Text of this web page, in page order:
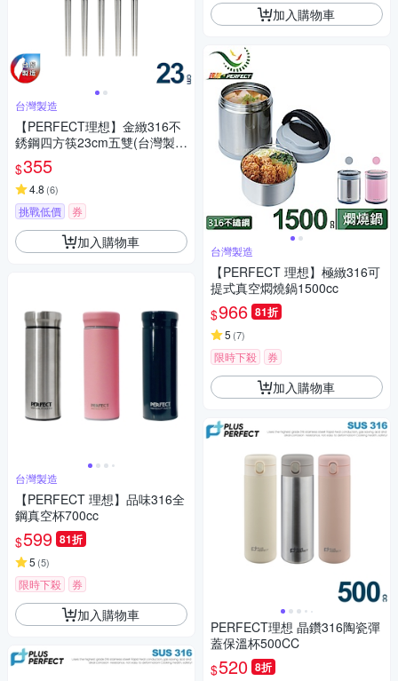
台灣製造
【PERFECT理想】金緻316不
銹鋼四方筷23cm五雙(台灣製
造)
$355
4.8 (6)
挑戰低價 券
加入購物車
台灣製造
【PERFECT 理想】品味316全
鋼真空杯700cc
$599 81折
5 (5)
限時下殺 券
加入購物車
加入購物車
台灣製造
【PERFECT 理想】極緻316可
提式真空燜燒鍋1500cc
$966 81折
5 (7)
限時下殺 券
加入購物車
PERFECT理想 晶鑽316陶瓷彈
蓋保溫杯500CC
$520 8折